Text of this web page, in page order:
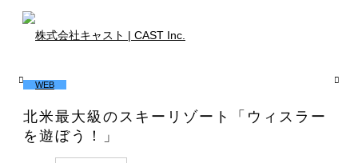
WEB
北米最大級のスキーリゾート「ウィスラー
を遊ぼう！」